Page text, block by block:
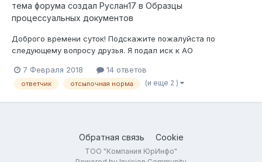
тема форума создал Руслан17 в Образцы
процессуальных документов
Доброго времени суток! Подскажите пожалуйста по
следующему вопросу друзья. Я подал иск к АО
городе, иск по договору банковского займа (ДБЗ -
Ипотечный), который был заключен с АО "БанкТуранАлем" в
7 Февраля 2018 14 ответов
ответчик отсылочная норма (и еще 2 )
Обратная связь Cookie
ТОО "Компания ЮрИнфо"